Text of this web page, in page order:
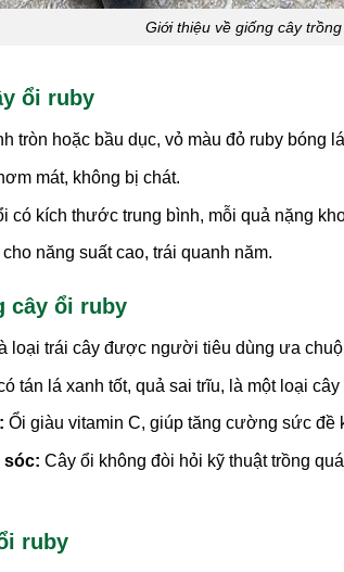
Giới thiệu về giống cây trồng
ổi ruby
tròn hoặc bầu dục, vỏ màu đỏ ruby bóng
mát, không bị chát.
có kích thước trung bình, mỗi quả nặng
năng suất cao, trái quanh năm.
cây ổi ruby
loại trái cây được người tiêu dùng ưa
tán lá xanh tốt, quả sai trĩu, là một loại
Ổi giàu vitamin C, giúp tăng cường sức đề
sóc: Cây ổi không đòi hỏi kỹ thuật trồng
ruby